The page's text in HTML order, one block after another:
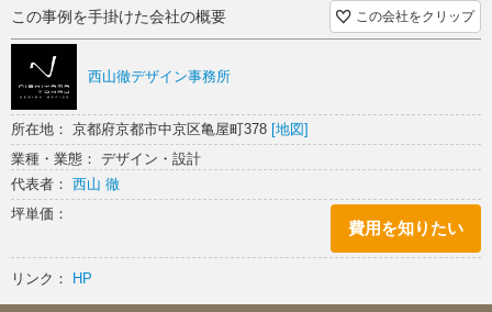
木はマロングラッセの由来と言われているマロニエと、名器「ストラデ
ィバリウス」にも使われているシカモアを使用し、厨房のないこの区画
でも、栗の甘い香りを音色のように感じることができます。
什器フレームや本店から引き継がれる高麗格子のディテールは、角に丸
みを持たせ、伝統意匠にモダンさと柔らかさを加えています。
カウンターバックの壁面は、ブランドカラーの憲法色と白茶色の布摺漆
を盤面にロゴが発光し、面を取ったアクリルの南蛮柄が間接照明に照ら
され輝き浮かび上がります。
シンプルな形状でありながら、R加工により求められる難解なディテール
クオリティを感じさせます。
この事例を手掛けた会社の概要 この会社をクリップ
西山徹デザイン事務所
所在地： 京都府京都市中京区亀屋町378 [地図]
業種・業態： デザイン・設計
代表者： 西山 徹
坪単価：
費用を知りたい
リンク： HP